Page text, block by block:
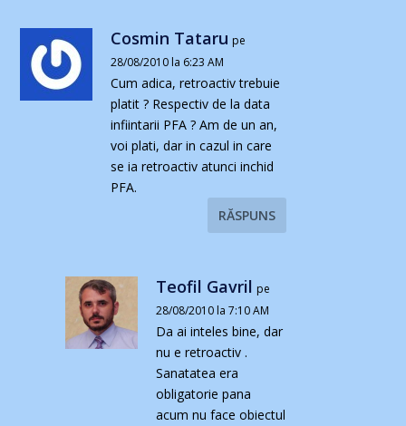
Cosmin Tataru pe
28/08/2010 la 6:23 AM
Cum adica, retroactiv trebuie
platit ? Respectiv de la data
infiintarii PFA ? Am de un an,
voi plati, dar in cazul in care
se ia retroactiv atunci inchid
PFA.
RĂSPUNS
Teofil Gavril pe
28/08/2010 la 7:10 AM
Da ai inteles bine, dar
nu e retroactiv .
Sanatatea era
obligatorie pana
acum nu face obiectul